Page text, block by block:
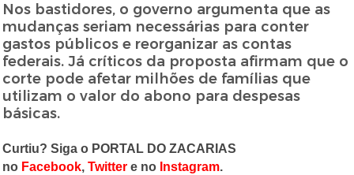
Nos bastidores, o governo argumenta que as
mudanças seriam necessárias para conter
gastos públicos e reorganizar as contas
federais. Já críticos da proposta afirmam que o
corte pode afetar milhões de famílias que
utilizam o valor do abono para despesas
básicas.
Curtiu? Siga o PORTAL DO ZACARIAS
no Facebook,Twitter e no Instagram.